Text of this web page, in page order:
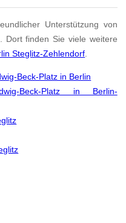
Unterstützung von
Dort finden Sie viele weitere
Steglitz-Zehlendorf
Beck-Platz in Berlin
Beck-Platz in Berlin-